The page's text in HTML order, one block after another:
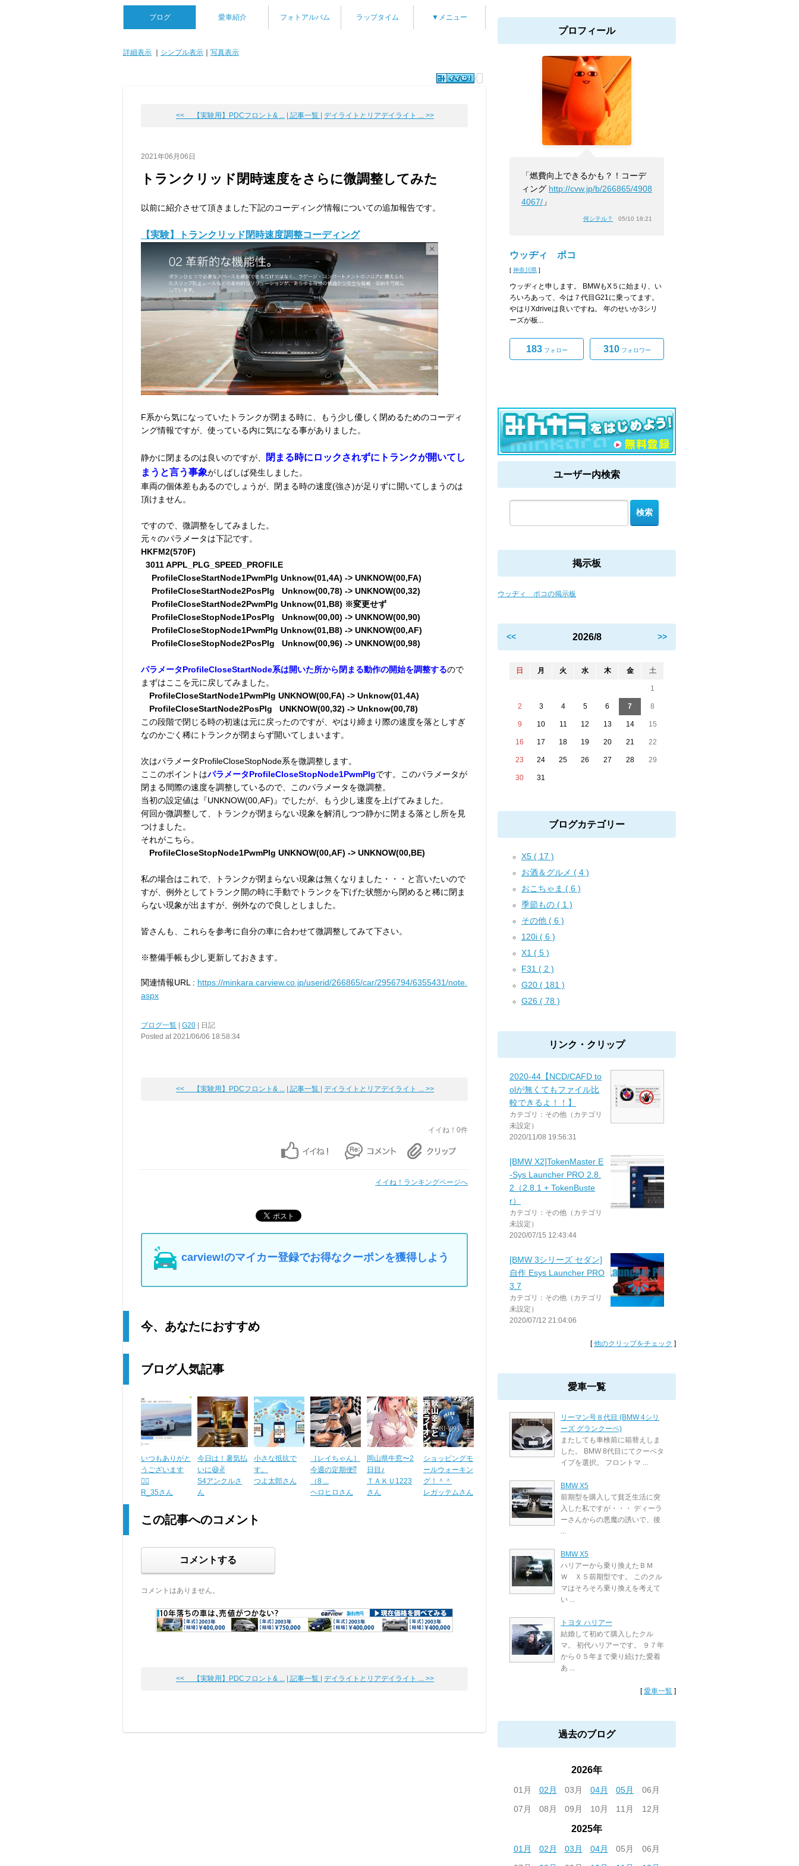
ブログ 愛車紹介 フォトアルバム ラップタイム ▼メニュー
詳細表示 シンプル表示 写真表示
<< 【実験用】PDCフロント& ... | 記事一覧 | デイライトとリアデイライト ... >>
2021年06月06日
トランクリッド閉時速度をさらに微調整してみた
以前に紹介させて頂きました下記のコーディング情報についての追加報告です。
【実験】トランクリッド閉時速度調整コーディング
F系から気になっていたトランクが閉まる時に、もう少し優しく閉めるためのコーディ
ング情報ですが、使っている内に気になる事がありました。
静かに閉まるのは良いのですが、
閉まる時にロックされずにトランクが開いてし
まうと言う事象がしばしば発生しました。
車両の個体差もあるのでしょうが、閉まる時の速度(強さ)が足りずに開いてしまうのは
頂けません。
ですので、微調整をしてみました。
元々のパラメータは下記です。
HKFM2(570F)
3011 APPL_PLG_SPEED_PROFILE
ProfileCloseStartNode1PwmPlg Unknow(01,4A) -> UNKNOW(00,FA)
ProfileCloseStartNode2PosPlg Unknow(00,78) -> UNKNOW(00,32)
ProfileCloseStartNode2PwmPlg Unknow(01,B8) ※変更せず
ProfileCloseStopNode1PosPlg Unknow(00,00) -> UNKNOW(00,90)
ProfileCloseStopNode1PwmPlg Unknow(01,B8) -> UNKNOW(00,AF)
ProfileCloseStopNode2PosPlg Unknow(00,96) -> UNKNOW(00,98)
パラメータProfileCloseStartNode系は開いた所から閉まる動作の開始を調整するので
まずはここを元に戻してみました。
ProfileCloseStartNode1PwmPlg UNKNOW(00,FA) -> Unknow(01,4A)
ProfileCloseStartNode2PosPlg UNKNOW(00,32) -> Unknow(00,78)
この段階で閉じる時の初速は元に戻ったのですが、やはり締まり際の速度を落としすぎ
なのかごく稀にトランクが閉まらず開いてしまいます。
次はパラメータProfileCloseStopNode系を微調整します。
ここのポイントはパラメータProfileCloseStopNode1PwmPlgです。このパラメータが
閉まる間際の速度を調整しているので、このパラメータを微調整。
当初の設定値は『UNKNOW(00,AF)』でしたが、もう少し速度を上げてみました。
何回か微調整して、トランクが閉まらない現象を解消しつつ静かに閉まる落とし所を見
つけました。
それがこちら。
ProfileCloseStopNode1PwmPlg UNKNOW(00,AF) -> UNKNOW(00,BE)
私の場合はこれで、トランクが閉まらない現象は無くなりました・・・と言いたいので
すが、例外としてトランク開の時に手動でトランクを下げた状態から閉めると稀に閉ま
らない現象が出ますが、例外なので良しとしました。
皆さんも、これらを参考に自分の車に合わせて微調整してみて下さい。
※整備手帳も少し更新しておきます。
関連情報URL : https://minkara.carview.co.jp/userid/266865/car/2956794/6355431/note.
aspx
ブログ一覧 | G20 | 日記
Posted at 2021/06/06 18:58:34
<< 【実験用】PDCフロント& ... | 記事一覧 | デイライトとリアデイライト ... >>
イイね！0件
イイね！ランキングページへ
carview!のマイカー登録でお得なクーポンを獲得しよう
今、あなたにおすすめ
ブログ人気記事
いつもありがと
うございます
🙇‍♂️
R_35さん
今日は！暑気払
いに😆✌️
S4アンクルさ
ん
小さな抵抗で
す。
つよ太郎さん
［レイちゃん］
今週の定期便⁉️
（8 ...
ヘロヒロさん
岡山県牛窓〜2
日目♪
ＴＡＫＵ1223
さん
ショッピングモ
ールウォーキン
グ！＾＾
レガッテムさん
この記事へのコメント
コメントする
コメントはありません。
<< 【実験用】PDCフロント& ... | 記事一覧 | デイライトとリアデイライト ... >>
プロフィール
「燃費向上できるかも？！コーデ
ィング http://cvw.jp/b/266865/4908
4067/ 」
何シテル？ 05/10 18:21
ウッヂィ ポコ
[ 神奈川県 ]
ウッヂィと申します。 BMWもX５に始まり、い
ろいろあって、今は７代目G21に乗ってます。
やはりXdriveは良いですね。 年のせいか3シリ
ーズが板...
183フォロー 310フォロワー
ユーザー内検索
掲示板
ウッヂィ ポコの掲示板
<< 2026/8 >>
日 月 火 水 木 金 土
1
2 3 4 5 6 7 8
9 10 11 12 13 14 15
16 17 18 19 20 21 22
23 24 25 26 27 28 29
30 31
ブログカテゴリー
X5 ( 17 )
お酒＆グルメ ( 4 )
おこちゃま ( 6 )
季節もの ( 1 )
その他 ( 6 )
120i ( 6 )
X1 ( 5 )
F31 ( 2 )
G20 ( 181 )
G26 ( 78 )
リンク・クリップ
2020-44【NCD/CAFD to
olが無くてもファイル比
較できるよ！！】
カテゴリ：その他（カテゴリ
未設定）
2020/11/08 19:56:31
[BMW X2]TokenMaster E
-Sys Launcher PRO 2.8.
2（2.8.1 + TokenBuste
r）
カテゴリ：その他（カテゴリ
未設定）
2020/07/15 12:43:44
[BMW 3シリーズ セダン]
自作 Esys Launcher PRO
3.7
カテゴリ：その他（カテゴリ
未設定）
2020/07/12 21:04:06
[他のクリップをチェック ]
愛車一覧
リーマン号８代目 (BMW 4シリ
ーズ グランクーペ)
またしても車検前に箱替えしま
した。 BMW 8代目にてクーペタ
イプを選択。 フロントマ ...
BMW X5
前期型を購入して貧乏生活に突
入した私ですが・・・ ディーラ
ーさんからの悪魔の誘いで、後
...
BMW X5
ハリアーから乗り換えたＢＭ
Ｗ Ｘ５前期型です。 このクル
マはそろそろ乗り換えを考えて
い ...
トヨタ ハリアー
結婚して初めて購入したクル
マ。 初代ハリアーです。 ９７年
から０５年まで乗り続けた愛着
あ ...
[愛車一覧 ]
過去のブログ
2026年
01月 02月 03月 04月 05月
06月
07月
08月 09月 10月 11月 12月
2025年
01月 02月 03月 04月 05月
06月